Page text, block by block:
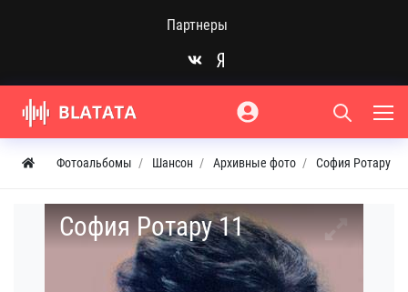
Партнеры
Фотоальбомы Шансон Архивные фото София Ротару
София Ротару 11